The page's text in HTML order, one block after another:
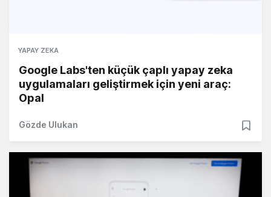
YAPAY ZEKA
Google Labs'ten küçük çaplı yapay zeka
uygulamaları geliştirmek için yeni araç:
Opal
Gözde Ulukan